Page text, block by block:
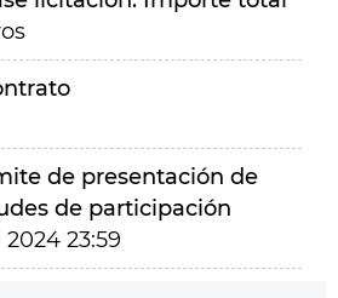
de presentación de
de participación
23:59